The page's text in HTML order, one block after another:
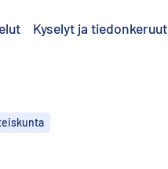
Kyselyt ja tiedonkeruut